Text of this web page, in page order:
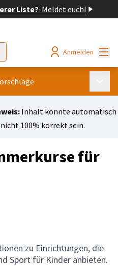
Liste?-Meldet euch!
Choose languageElegir el idioma
Anmelden
Inhalt könnte automatisch
100% korrekt sein.
für
zu Einrichtungen, die
Sport für Kinder anbieten.